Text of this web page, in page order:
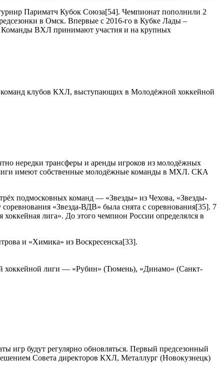
Париматч Кубок Союза[54]. Чемпионат пополнили 2
в Омск. Впервые с 2016-го в Кубке Лады –
Команды ВХЛ принимают участия и на крупных
клубов КХЛ, выступающих в Молодёжной хоккейной
нередки трансферы и аренды игроков из молодёжных
имеют собственные молодёжные команды в МХЛ. СКА
подмосковных команд — «Звезды» из Чехова, «Звезды-
«Звезда-ВДВ» была снята с соревнования[35]. 7
лига». До этого чемпион России определялся в
и «Химика» из Воскресенска[33].
хоккейной лиги — «Рубин» (Тюмень), «Динамо» (Санкт-
игр будут регулярно обновляться. Первый предсезонный
Совета директоров КХЛ, Металлург (Новокузнецк)